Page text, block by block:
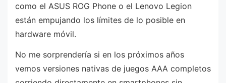
como el ASUS ROG Phone o el Lenovo Legion
están empujando los límites de lo posible en
hardware móvil.
No me sorprendería si en los próximos años
vemos versiones nativas de juegos AAA completos